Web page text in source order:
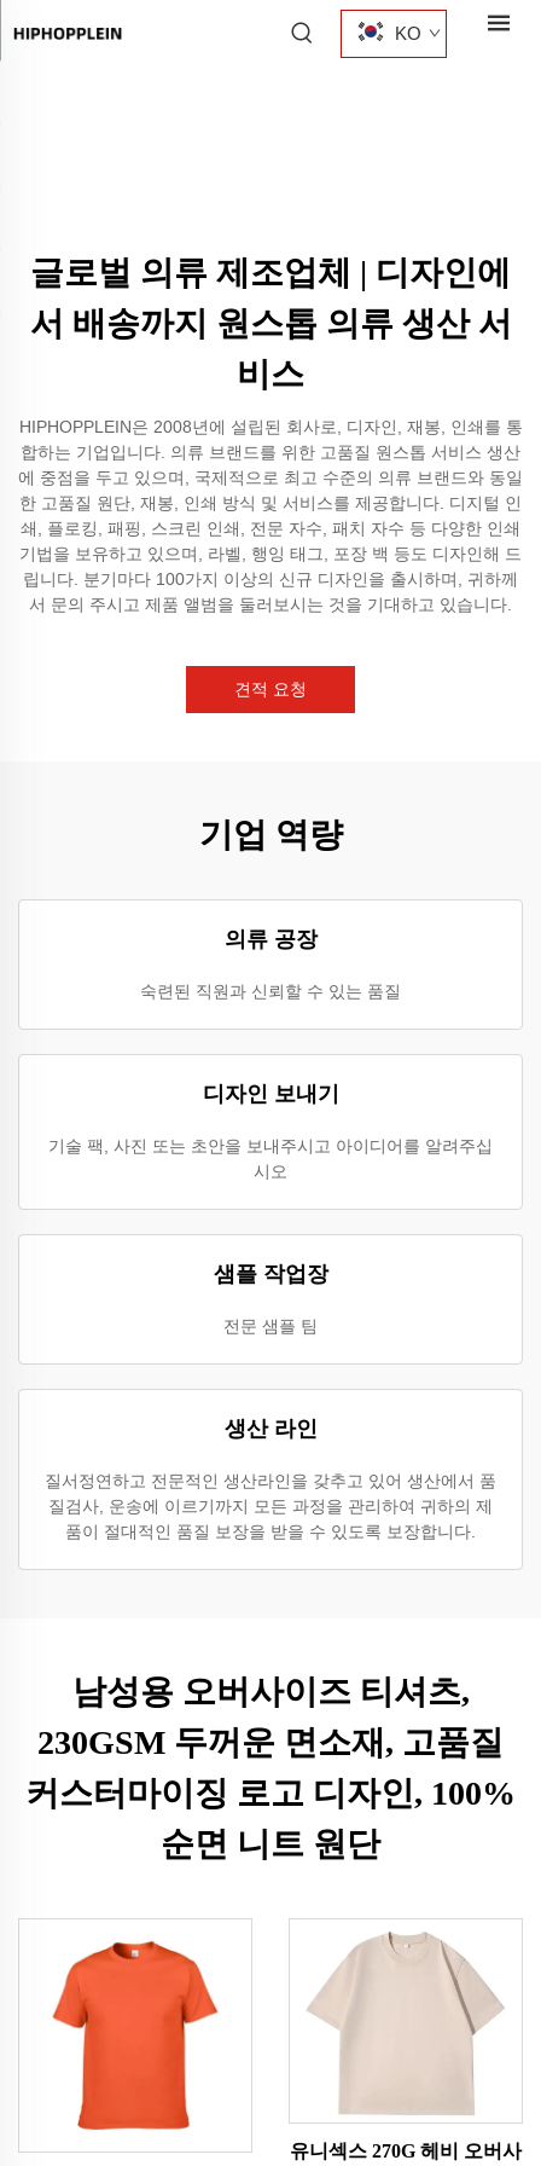
KO
글로벌 의류 제조업체 | 디자인에
서 배송까지 원스톱 의류 생산 서
비스
HIPHOPPLEIN은 2008년에 설립된 회사로, 디자인, 재봉, 인쇄를 통
합하는 기업입니다. 의류 브랜드를 위한 고품질 원스톱 서비스 생산
에 중점을 두고 있으며, 국제적으로 최고 수준의 의류 브랜드와 동일
한 고품질 원단, 재봉, 인쇄 방식 및 서비스를 제공합니다. 디지털 인
쇄, 플로킹, 패핑, 스크린 인쇄, 전문 자수, 패치 자수 등 다양한 인쇄
기법을 보유하고 있으며, 라벨, 행잉 태그, 포장 백 등도 디자인해 드
립니다. 분기마다 100가지 이상의 신규 디자인을 출시하며, 귀하께
서 문의 주시고 제품 앨범을 둘러보시는 것을 기대하고 있습니다.
견적 요청
기업 역량
의류 공장
숙련된 직원과 신뢰할 수 있는 품질
디자인 보내기
기술 팩, 사진 또는 초안을 보내주시고 아이디어를 알려주십
시오
샘플 작업장
전문 샘플 팀
생산 라인
질서정연하고 전문적인 생산라인을 갖추고 있어 생산에서 품
질검사, 운송에 이르기까지 모든 과정을 관리하여 귀하의 제
품이 절대적인 품질 보장을 받을 수 있도록 보장합니다.
남성용 오버사이즈 티셔츠,
230GSM 두꺼운 면소재, 고품질
커스터마이징 로고 디자인, 100%
순면 니트 원단
유니섹스 270G 헤비 오버사